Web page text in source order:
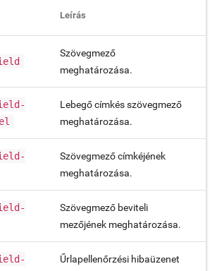
Leírás
Szövegmező
meghatározása.
Lebegő címkés szövegmező
meghatározása.
Szövegmező címkéjének
meghatározása.
Szövegmező beviteli
mezőjének meghatározása.
Űrlapellenőrzési hibaüzenet